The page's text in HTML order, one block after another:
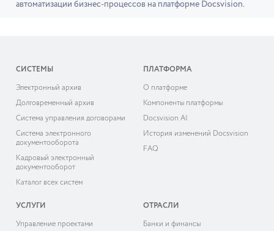
автоматизации бизнес-процессов на платформе Docsvision.
СИСТЕМЫ
Электронный архив
Долговременный архив
Система управления договорами
Система электронного
документооборота
Кадровый электронный
документооборот
Каталог всех систем
ПЛАТФОРМА
О платформе
Компоненты платформы
Docsvision AI
История изменений Docsvision
FAQ
УСЛУГИ
Управление проектами
ОТРАСЛИ
Банки и финансы